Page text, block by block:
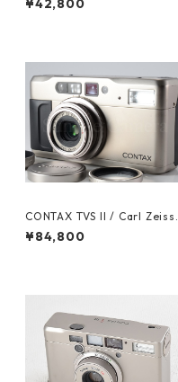
mm F3.5-5.6 コンタックス (6
¥42,800
CONTAX TVS II / Carl Zeiss
Vario Sonnar T* 28-56mm F
3.5-6.5 DATA BACK付 コンタ
¥84,800